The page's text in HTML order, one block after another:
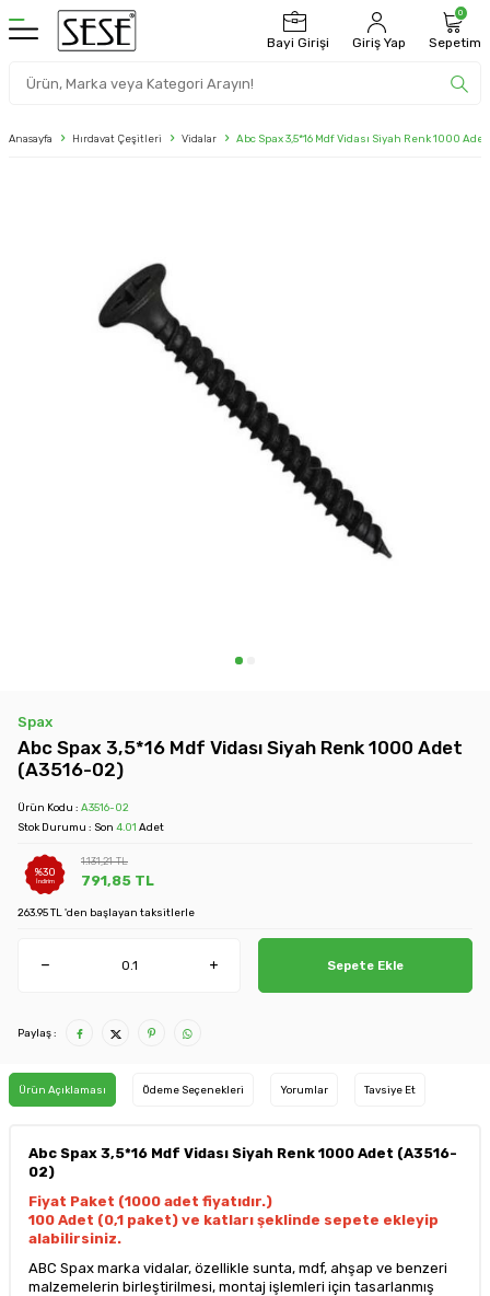
Bayi Girişi Giriş Yap
0
Sepetim
Anasayfa Hırdavat Çeşitleri Vidalar Abc Spax 3,5*16 Mdf Vidası Siyah Renk 1000
Spax
Abc Spax 3,5*16 Mdf Vidası Siyah Renk 1000 Adet
(A3516-02)
Ürün Kodu : A3516-02
Stok Durumu : Son 4.01 Adet
%30
İndirim
1.131,21TL
791,85 TL
263.95 TL 'den başlayan taksitlerle
Sepete Ekle
Paylaş :
Ürün Açıklaması Ödeme Seçenekleri Yorumlar Tavsiye Et
Abc Spax 3,5*16 Mdf Vidası Siyah Renk 1000 Adet (A3516-
02)
Fiyat Paket (1000 adet fiyatıdır.)
100 Adet (0,1 paket) ve katları şeklinde sepete ekleyip
alabilirsiniz.
ABC Spax marka vidalar, özellikle sunta, mdf, ahşap ve benzeri
malzemelerin birleştirilmesi, montaj işlemleri için tasarlanmış